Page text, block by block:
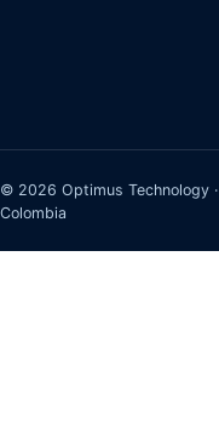
© 2026 Optimus Technology ·
Colombia